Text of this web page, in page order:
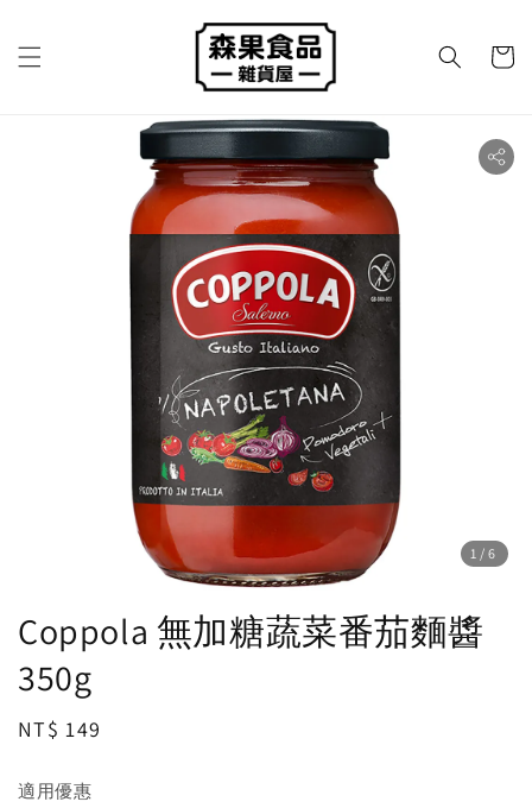
1 /6
Coppola 無加糖蔬菜番茄麵醬
350g
Regular
NT$ 149
適用優惠